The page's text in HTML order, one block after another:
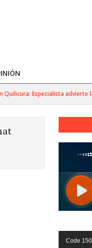
Especialista advierte la
Code